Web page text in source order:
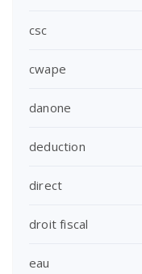
csc
cwape
danone
deduction
direct
droit fiscal
eau